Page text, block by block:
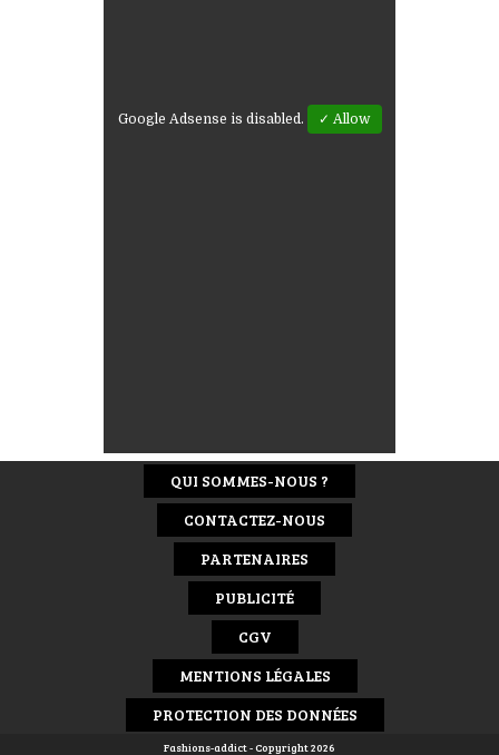
Google Adsense is disabled. ✓ Allow
QUI SOMMES-NOUS ?
CONTACTEZ-NOUS
PARTENAIRES
PUBLICITÉ
CGV
MENTIONS LÉGALES
PROTECTION DES DONNÉES
Fashions-addict - Copyright 2026